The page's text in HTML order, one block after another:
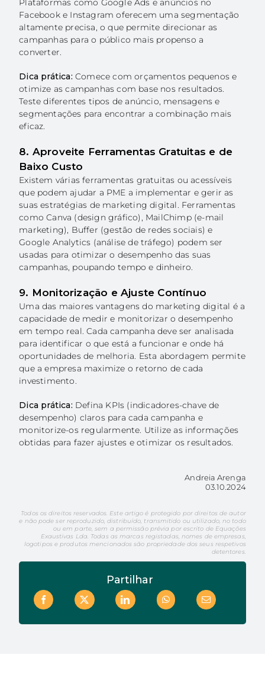
Plataformas como Google Ads e anúncios no
Facebook e Instagram oferecem uma segmentação
altamente precisa, o que permite direcionar as
campanhas para o público mais propenso a
converter.
Dica prática:Comece com orçamentos pequenos e
otimize as campanhas com base nos resultados.
Teste diferentes tipos de anúncio, mensagens e
segmentações para encontrar a combinação mais
eficaz.
8. Aproveite Ferramentas Gratuitas e de
Baixo Custo
Existem várias ferramentas gratuitas ou acessíveis
que podem ajudar a PME a implementar e gerir as
suas estratégias de marketing digital. Ferramentas
como Canva (design gráfico), MailChimp (e-mail
marketing), Buffer (gestão de redes sociais) e
Google Analytics (análise de tráfego) podem ser
usadas para otimizar o desempenho das suas
campanhas, poupando tempo e dinheiro.
9. Monitorização e Ajuste Contínuo
Uma das maiores vantagens do marketing digital é a
capacidade de medir e monitorizar o desempenho
em tempo real. Cada campanha deve ser analisada
para identificar o que está a funcionar e onde há
oportunidades de melhoria. Esta abordagem permite
que a empresa maximize o retorno de cada
investimento.
Dica prática: Defina KPIs (indicadores-chave de
desempenho) claros para cada campanha e
monitorize-os regularmente. Utilize as informações
obtidas para fazer ajustes e otimizar os resultados.
Andreia Arenga
03.10.2024
Todos os direitos reservados. Este artigo é protegido por direitos de autor
e não pode ser reproduzido, distribuído, transmitido ou utilizado, no todo
ou em parte, sem a permissão prévia por escrito de Equações
Exaustivas Lda. Todas as marcas registadas, nomes de empresas,
logotipos e produtos mencionados são propriedade dos seus respetivos
detentores.
Partilhar